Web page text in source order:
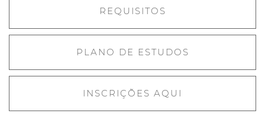
REQUISITOS
PLANO DE ESTUDOS
INSCRIÇÕES AQUI